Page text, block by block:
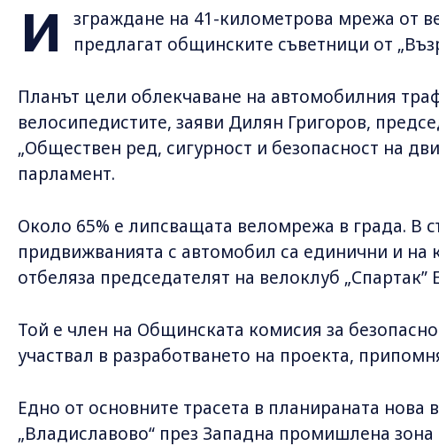
И
зграждане на 41-километрова мрежа от
предлагат общинските съветници от
Планът цели облекчаване на автомобилния
велосипедистите, заяви Дилян Григоров,
„Обществен ред, сигурност и безопасност на
парламент.
Около 65% е липсващата веломрежа в града. В
придвижванията с автомобил са единични и на
отбеляза председателят на велоклуб „Спартак”
Той е член на Общинската комисия за
участвал в разработването на проекта,
Едно от основните трасета в планираната
„Владиславово“ през Западна промишлена зона